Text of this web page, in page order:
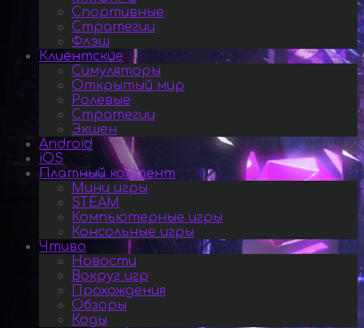
Спортивные
Стратегии
Флэш
Клиентские
Симуляторы
Открытый мир
Ролевые
Стратегии
Экшен
Android
iOS
Платный контент
Мини игры
STEAM
Компьютерные игры
Консольные игры
Чтиво
Новости
Вокруг игр
Прохождения
Обзоры
Коды